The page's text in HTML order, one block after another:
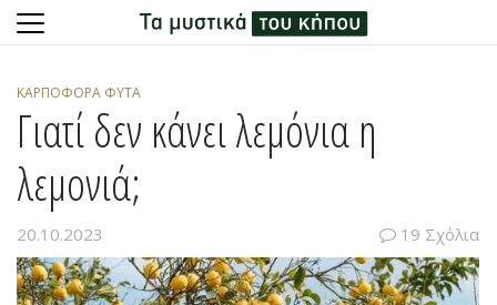
content
ΚΑΡΠΟΦΌΡΑ ΦΥΤΆ
Γιατί δεν κάνει λεμόνια η
λεμονιά;
20.10.2023 19 Σχόλια